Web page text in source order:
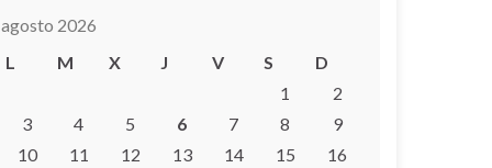
agosto 2026
L
M X J V S D
1
2
3
4 5 6 7 8
9
10
11 12 13 14 15
16